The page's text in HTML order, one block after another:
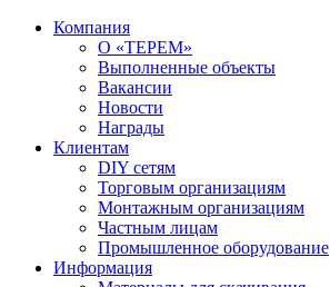
Компания
О «ТЕРЕМ»
Выполненные объекты
Вакансии
Новости
Награды
Клиентам
DIY сетям
Торговым организациям
Монтажным организациям
Частным лицам
Промышленное оборудование
Информация